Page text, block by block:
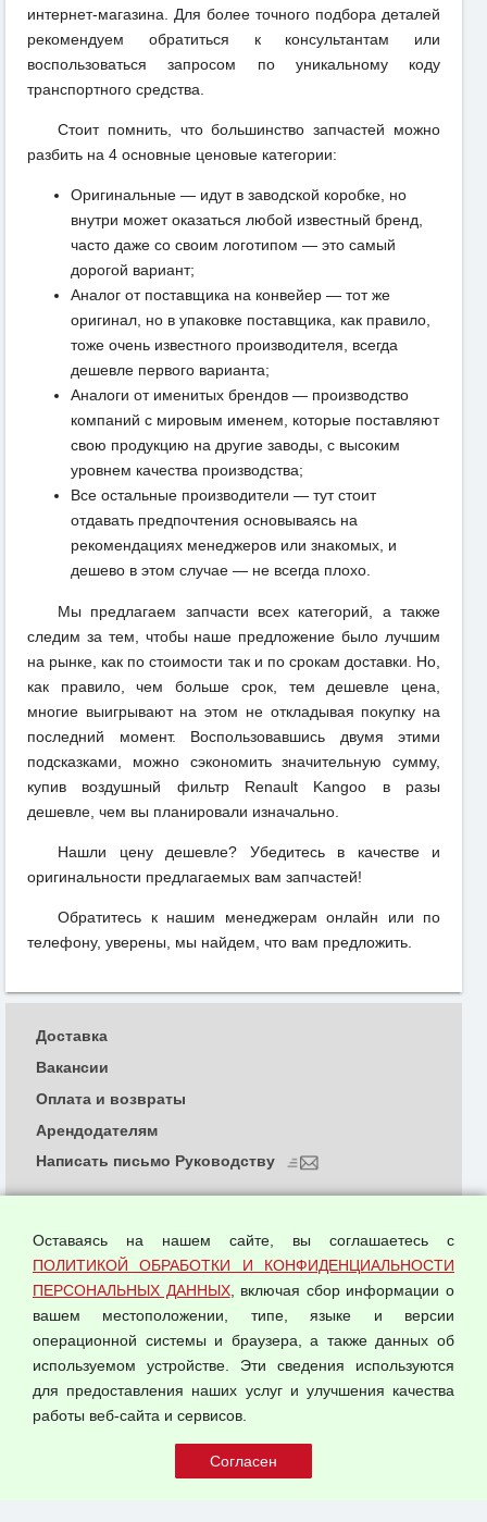
интернет-магазина. Для более точного подбора деталей
рекомендуем обратиться к консультантам или
воспользоваться запросом по уникальному коду
транспортного средства.
Стоит помнить, что большинство запчастей можно
разбить на 4 основные ценовые категории:
Оригинальные — идут в заводской коробке, но
внутри может оказаться любой известный бренд,
часто даже со своим логотипом — это самый
дорогой вариант;
Аналог от поставщика на конвейер — тот же
оригинал, но в упаковке поставщика, как правило,
тоже очень известного производителя, всегда
дешевле первого варианта;
Аналоги от именитых брендов — производство
компаний с мировым именем, которые поставляют
свою продукцию на другие заводы, с высоким
уровнем качества производства;
Все остальные производители — тут стоит
отдавать предпочтения основываясь на
рекомендациях менеджеров или знакомых, и
дешево в этом случае — не всегда плохо.
Мы предлагаем запчасти всех категорий, а также
следим за тем, чтобы наше предложение было лучшим
на рынке, как по стоимости так и по срокам доставки. Но,
как правило, чем больше срок, тем дешевле цена,
многие выигрывают на этом не откладывая покупку на
последний момент. Воспользовавшись двумя этими
подсказками, можно сэкономить значительную сумму,
купив воздушный фильтр Renault Kangoo в разы
дешевле, чем вы планировали изначально.
Нашли цену дешевле? Убедитесь в качестве и
оригинальности предлагаемых вам запчастей!
Обратитесь к нашим менеджерам онлайн или по
телефону, уверены, мы найдем, что вам предложить.
© 2026 ООО "Феникс"
Политика обработки и конфиденциальности
персональных данных
Согласием на обработку персональных данных
Оферта оптовой купли-продажи
Публичная оферта
Доставка
Вакансии
Оплата и возвраты
Арендодателям
Написать письмо Руководству
Оставаясь на нашем сайте, вы соглашаетесь с
ПОЛИТИКОЙ ОБРАБОТКИ И КОНФИДЕНЦИАЛЬНОСТИ
ПЕРСОНАЛЬНЫХ ДАННЫХ, включая сбор информации о
вашем местоположении, типе, языке и версии
операционной системы и браузера, а также данных об
используемом устройстве. Эти сведения используются
для предоставления наших услуг и улучшения качества
работы веб-сайта и сервисов.